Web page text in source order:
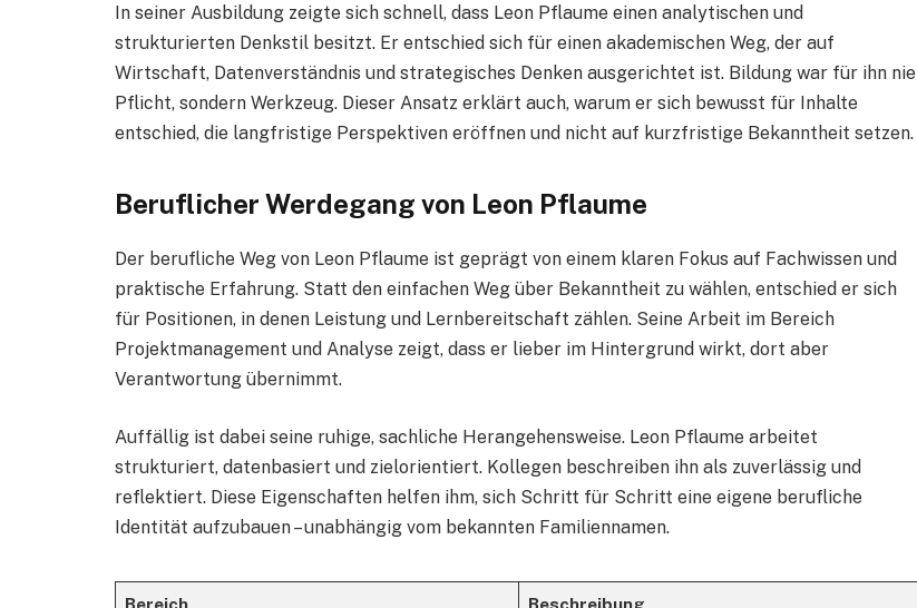
In seiner Ausbildung zeigte sich schnell, dass Leon Pflaume einen analytischen und
strukturierten Denkstil besitzt. Er entschied sich für einen akademischen Weg, der auf
Wirtschaft, Datenverständnis und strategisches Denken ausgerichtet ist. Bildung war für ihn nie
Pflicht, sondern Werkzeug. Dieser Ansatz erklärt auch, warum er sich bewusst für Inhalte
entschied, die langfristige Perspektiven eröffnen und nicht auf kurzfristige Bekanntheit setzen.
Beruflicher Werdegang von Leon Pflaume
Der berufliche Weg von Leon Pflaume ist geprägt von einem klaren Fokus auf Fachwissen und
praktische Erfahrung. Statt den einfachen Weg über Bekanntheit zu wählen, entschied er sich
für Positionen, in denen Leistung und Lernbereitschaft zählen. Seine Arbeit im Bereich
Projektmanagement und Analyse zeigt, dass er lieber im Hintergrund wirkt, dort aber
Verantwortung übernimmt.
Auffällig ist dabei seine ruhige, sachliche Herangehensweise. Leon Pflaume arbeitet
strukturiert, datenbasiert und zielorientiert. Kollegen beschreiben ihn als zuverlässig und
reflektiert. Diese Eigenschaften helfen ihm, sich Schritt für Schritt eine eigene berufliche
Identität aufzubauen – unabhängig vom bekannten Familiennamen.
Bereich Beschreibung